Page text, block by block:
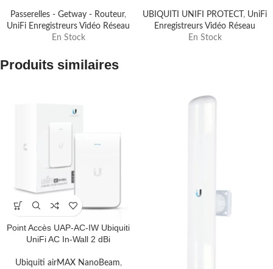
Passerelles - Getway - Routeur,
UniFi Enregistreurs Vidéo Réseau
En Stock
UBIQUITI UNIFI PROTECT , UniFi
Enregistreurs Vidéo Réseau
En Stock
Produits similaires
Point Accès UAP-AC-IW Ubiquiti
UniFi AC In-Wall 2 dBi
Ubiquiti airMAX NanoBeam,